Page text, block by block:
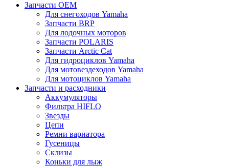
Запчасти OEM
Для снегоходов Yamaha
Запчасти BRP
Для лодочных моторов
Запчасти POLARIS
Запчасти Arctic Cat
Для гидроциклов Yamaha
Для мотовездеходов Yamaha
Для мотоциклов Yamaha
Запчасти и расходники
Аккумуляторы
Фильтра HIFLO
Звезды
Цепи
Ремни вариатора
Гусеницы
Склизы
Коньки для лыж